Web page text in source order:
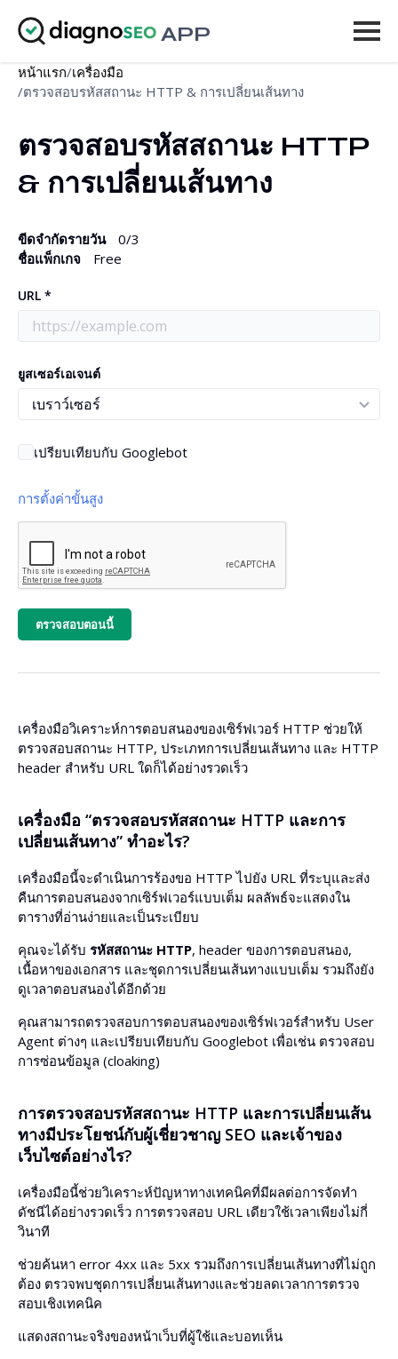
APP
เครื่องมือ
ราคา
เพิ่มเติม
เข้าสู่ระบบ
หน้าแรก/เครื่องมือ
/ตรวจสอบรหัสสถานะ HTTP & การเปลี่ยนเส้นทาง
ตรวจสอบรหัสสถานะ HTTP
& การเปลี่ยนเส้นทาง
ขีดจำกัดรายวัน 0/3
ชื่อแพ็กเกจ
Free
URL *
ยูสเซอร์เอเจนต์
เปรียบเทียบกับ Googlebot
การตั้งค่าขั้นสูง
เรนเดอร์ฝั่งลูกค้า
ตรวจสอบตอนนี้
เครื่องมือวิเคราะห์การตอบสนองของเซิร์ฟเวอร์ HTTP ช่วยให้
ตรวจสอบสถานะ HTTP, ประเภทการเปลี่ยนเส้นทาง และ HTTP
header สำหรับ URL ใดก็ได้อย่างรวดเร็ว
เครื่องมือ “ตรวจสอบรหัสสถานะ HTTP และการ
เปลี่ยนเส้นทาง” ทำอะไร?
เครื่องมือนี้จะดำเนินการร้องขอ HTTP ไปยัง URL ที่ระบุและส่ง
คืนการตอบสนองจากเซิร์ฟเวอร์แบบเต็ม ผลลัพธ์จะแสดงใน
ตารางที่อ่านง่ายและเป็นระเบียบ
คุณจะได้รับ รหัสสถานะ HTTP, header ของการตอบสนอง,
เนื้อหาของเอกสาร และชุดการเปลี่ยนเส้นทางแบบเต็ม รวมถึงยัง
ดูเวลาตอบสนองได้อีกด้วย
คุณสามารถตรวจสอบการตอบสนองของเซิร์ฟเวอร์สำหรับ User
Agent ต่างๆ และเปรียบเทียบกับ Googlebot เพื่อเช่น ตรวจสอบ
การซ่อนข้อมูล (cloaking)
การตรวจสอบรหัสสถานะ HTTP และการเปลี่ยนเส้น
ทางมีประโยชน์กับผู้เชี่ยวชาญ SEO และเจ้าของ
เว็บไซต์อย่างไร?
เครื่องมือนี้ช่วยวิเคราะห์ปัญหาทางเทคนิคที่มีผลต่อการจัดทำ
ดัชนีได้อย่างรวดเร็ว การตรวจสอบ URL เดียวใช้เวลาเพียงไม่กี่
วินาที
ช่วยค้นหา error 4xx และ 5xx รวมถึงการเปลี่ยนเส้นทางที่ไม่ถูก
ต้อง ตรวจพบชุดการเปลี่ยนเส้นทางและช่วยลดเวลาการตรวจ
สอบเชิงเทคนิค
แสดงสถานะจริงของหน้าเว็บที่ผู้ใช้และบอทเห็น